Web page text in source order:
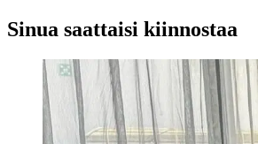
Sinua saattaisi kiinnostaa